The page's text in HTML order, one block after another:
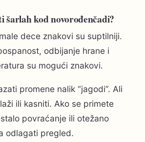
šarlah kod novorođenčadi?
dece znakovi su suptilniji.
odbijanje hrane i
su mogući znakovi.
promene nalik “jagodi”. Ali
ili kasniti. Ako se primete
povraćanje ili otežano
odlagati pregled.